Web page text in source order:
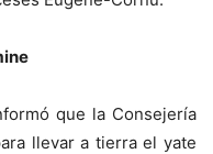
que la Consejería
llevar a tierra el yate